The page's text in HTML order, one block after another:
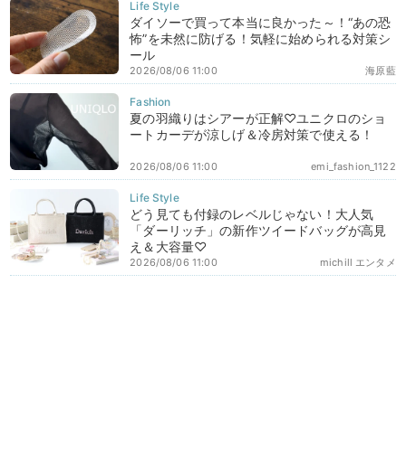
ダイソーで買って本当に良かった～！“あの恐
怖”を未然に防げる！気軽に始められる対策シ
ール
海原藍
2026/08/06 11:00
夏の羽織りはシアーが正解♡ユニクロのショ
ートカーデが涼しげ＆冷房対策で使える！
emi_fashion_1122
2026/08/06 11:00
どう見ても付録のレベルじゃない！大人気
「ダーリッチ」の新作ツイードバッグが高見
え＆大容量♡
michill エンタメ
2026/08/06 11:00